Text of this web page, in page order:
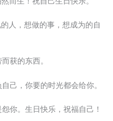
人，想做的事，想成为的自
获的东西。
己，你要的时光都会给你。
你。生日快乐，祝福自己！